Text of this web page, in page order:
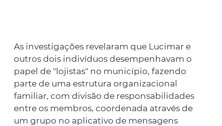
As investigações revelaram que Lucimar e
outros dois indivíduos desempenhavam o
papel de "lojistas" no município, fazendo
parte de uma estrutura organizacional
familiar, com divisão de responsabilidades
entre os membros, coordenada através de
um grupo no aplicativo de mensagens